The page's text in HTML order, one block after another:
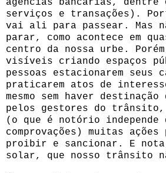
agências bancárias,
serviços e transações).
vai ali para passear. Mas
parar, como acontece em
centro da nossa urbe.
visíveis criando espaços
pessoas estacionarem seus
praticarem atos de
mesmo sem haver
pelos gestores do
(o que é notório independe
comprovações) muitas
proibir e sancionar. E
solar, que nosso trânsito